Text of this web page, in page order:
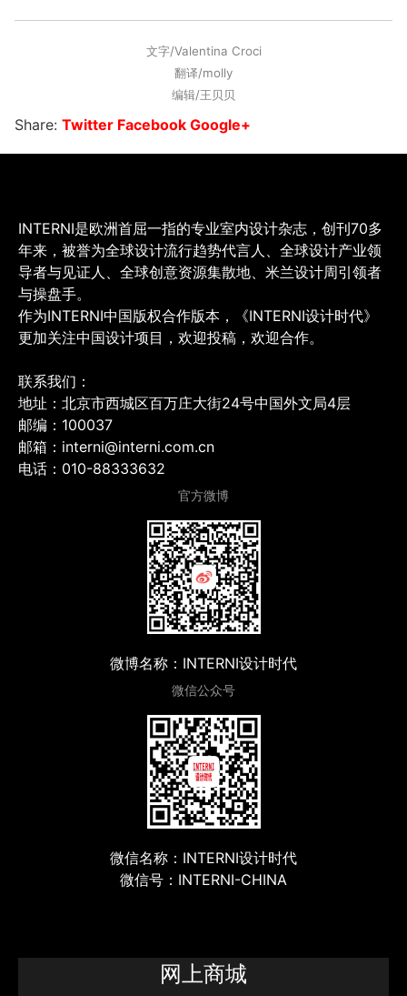
文字/Valentina Croci
翻译/molly
编辑/王贝贝
Share: Twitter Facebook Google+
INTERNI是欧洲首屈一指的专业室内设计杂志，创刊70多
年来，被誉为全球设计流行趋势代言人、全球设计产业领
导者与见证人、全球创意资源集散地、米兰设计周引领者
与操盘手。
作为INTERNI中国版权合作版本，《INTERNI设计时代》
更加关注中国设计项目，欢迎投稿，欢迎合作。
联系我们：
地址：北京市西城区百万庄大街24号中国外文局4层
邮编：100037
邮箱：interni@interni.com.cn
电话：010-88333632
官方微博
微博名称：INTERNI设计时代
微信公众号
微信名称：INTERNI设计时代
微信号：INTERNI-CHINA
网上商城